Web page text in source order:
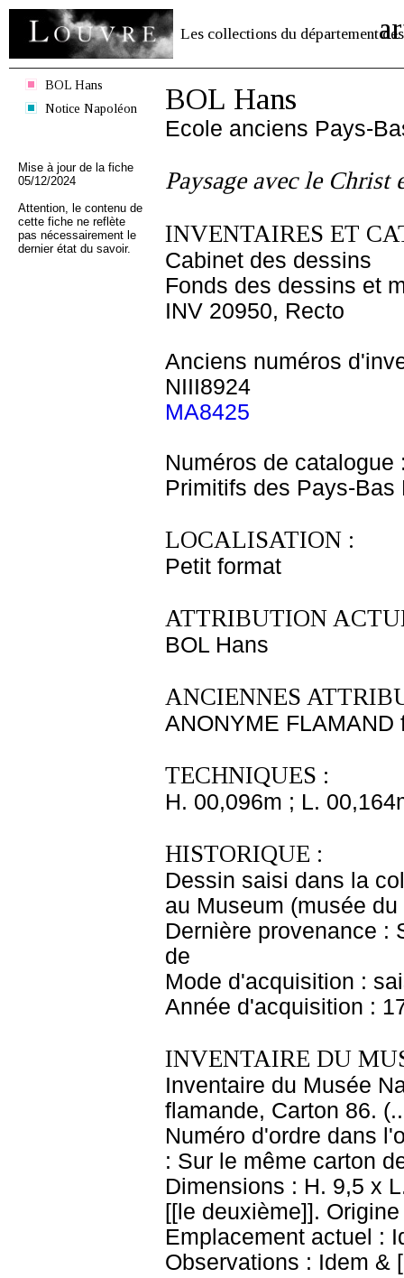
Les collections du département des
BOL Hans
Notice Napoléon
Mise à jour de la fiche
05/12/2024
Attention, le contenu de
cette fiche ne reflète
pas nécessairement le
dernier état du savoir.
BOL Hans
Ecole anciens Pays-
Paysage avec le Christ
INVENTAIRES ET
Cabinet des dessins
Fonds des dessins et
INV 20950, Recto
Anciens numéros
NIII8924
MA8425
Numéros de catalogue
Primitifs des Pays-Bas
LOCALISATION :
Petit format
ATTRIBUTION
BOL Hans
ANCIENNES
ANONYME FLAMAND
TECHNIQUES :
H. 00,096m ; L.
HISTORIQUE :
Dessin saisi dans la
au Museum (musée
Dernière provenance :
de
Mode d'acquisition :
Année d'acquisition :
INVENTAIRE DU
Inventaire du Musée
flamande, Carton 86.
Numéro d'ordre dans
: Sur le même carton
Dimensions : H. 9,5 x
[[le deuxième]].
Emplacement actuel :
Observations : Idem &